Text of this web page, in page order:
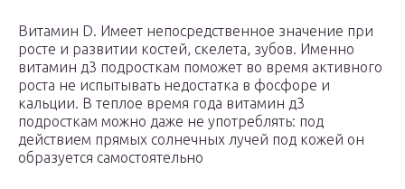
Витамин D. Имеет непосредственное значение при
росте и развитии костей, скелета, зубов. Именно
витамин д3 подросткам поможет во время активного
роста не испытывать недостатка в фосфоре и
кальции. В теплое время года витамин д3
подросткам можно даже не употреблять: под
действием прямых солнечных лучей под кожей он
образуется самостоятельно